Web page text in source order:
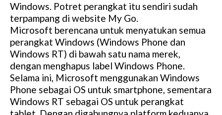
Windows. Potret perangkat itu sendiri sudah
terpampang di website My Go.
Microsoft berencana untuk menyatukan semua
perangkat Windows (Windows Phone dan
Windows RT) di bawah satu nama merek,
dengan menghapus label Windows Phone.
Selama ini, Microsoft menggunakan Windows
Phone sebagai OS untuk smartphone, sementara
Windows RT sebagai OS untuk perangkat